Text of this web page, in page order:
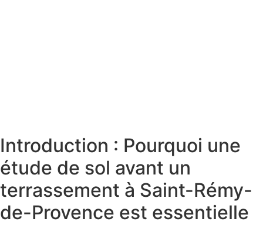
Introduction : Pourquoi une
étude de sol avant un
terrassement à Saint-Rémy-
de-Provence est essentielle